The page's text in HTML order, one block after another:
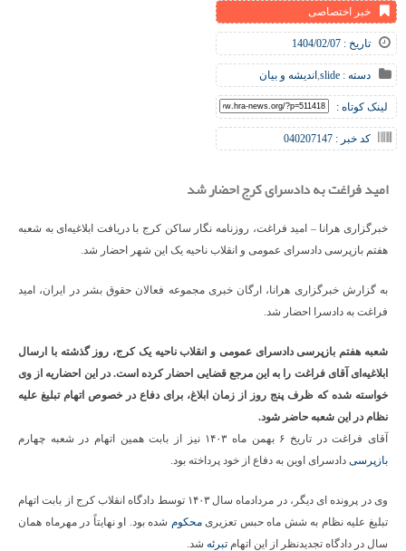
خبر اختصاصی
تاریخ : 1404/02/07
دسته : slide
,اندیشه و بیان
لینک کوتاه :
کد خبر : 040207147
امید فراغت به دادسرای کرج احضار شد
خبرگزاری هرانا – امید فراغت، روزنامه نگار ساکن کرج با دریافت ابلاغیه‌ای به شعبه
هفتم بازپرسی دادسرای عمومی و انقلاب ناحیه یک این شهر احضار شد.
به گزارش خبرگزاری هرانا، ارگان خبری مجموعه فعالان حقوق بشر در ایران، امید
فراغت به دادسرا احضار شد.
شعبه هفتم بازپرسیدادسرای عمومی و انقلاب ناحیه یک کرج، روز گذشته با ارسال
ابلاغیه‌ای آقای فراغت را به این مرجع قضایی احضار کرده است. در این احضاریه از وی
خواسته شده که ظرف پنج روز از زمان ابلاغ، برای دفاع در خصوص اتهام تبلیغ علیه
نظام در این شعبه حاضر شود.
آقای فراغت در تاریخ ۶ بهمن ماه ۱۴۰۳ نیز از بابت همین اتهام در شعبه چهارم
بازپرسی دادسرای اوین به دفاع از خود پرداخته بود.
وی در پرونده ای دیگر، در مردادماه سال ۱۴۰۳ توسط دادگاه انقلاب کرج از بابت اتهام
تبلیغ علیه نظام به شش ماه حبس تعزیریمحکوم شده بود. او نهایتاً در مهرماه همان
سال در دادگاه تجدیدنظر از این اتهام تبرئه شد.